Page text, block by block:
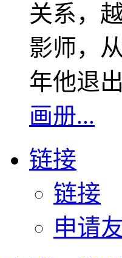
关系，
影师，
年他退
画册...
链接
链接
申请